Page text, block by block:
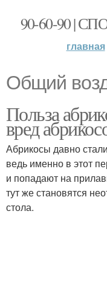
90-60-90 |
главная
Общий
Польза
вред
Абрикосы давно
ведь именно в этот
и попадают на
тут же становятся
стола.